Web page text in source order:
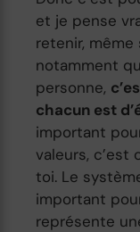
et je pense
retenir, même
notamment
personne,
chacun est
important
valeurs,
toi. Le
important
représente